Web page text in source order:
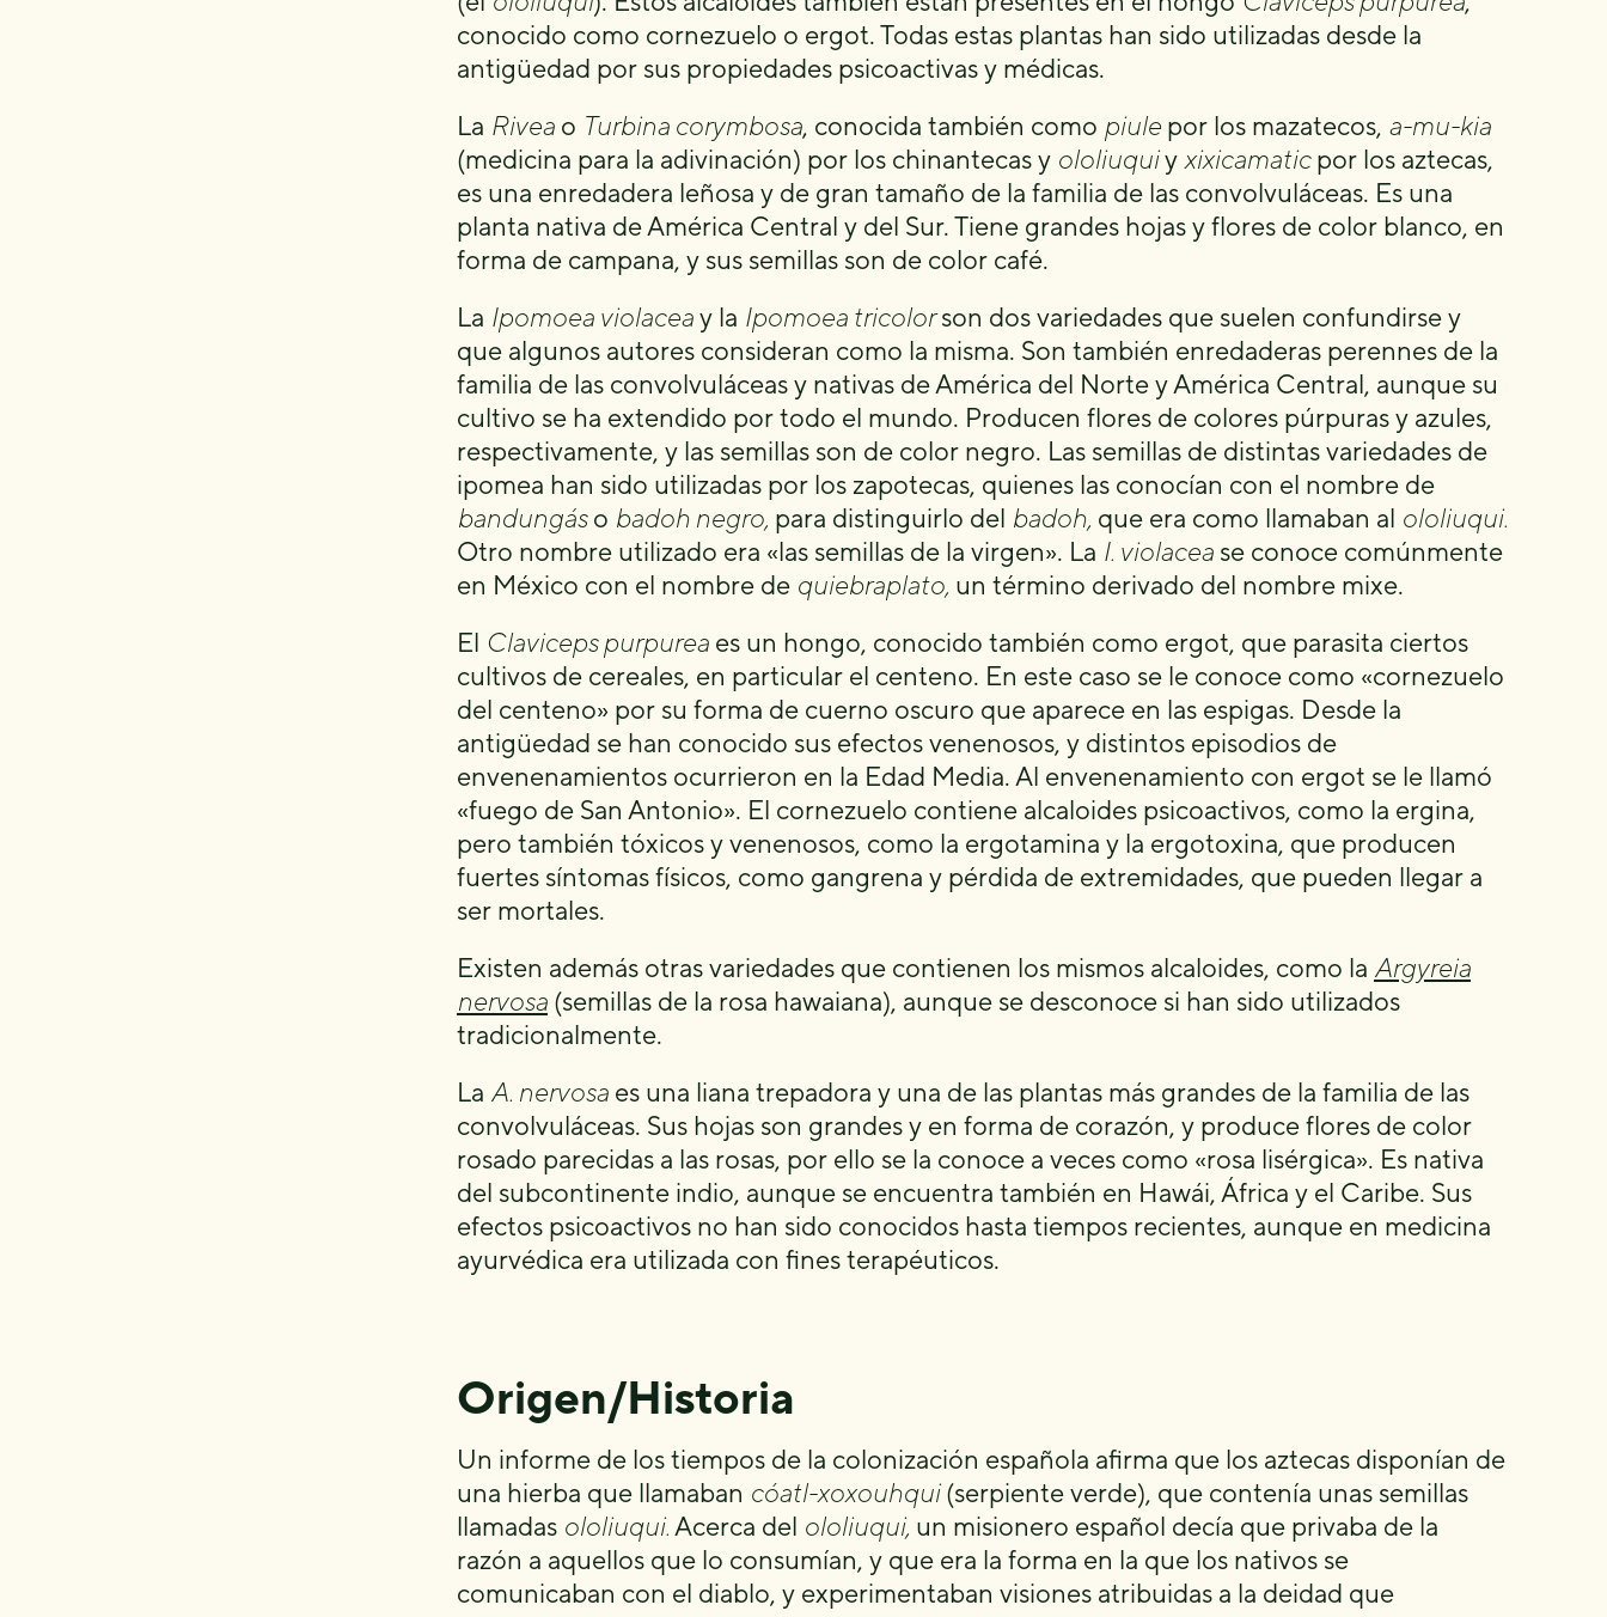
conocido como cornezuelo o ergot. Todas estas plantas han sido utilizadas desde la
antigüedad por sus propiedades psicoactivas y médicas.
La Rivea o Turbina corymbosa, conocida también como piulepor los mazatecos, a-mu-kia
(medicina para la adivinación) por los chinantecas y ololiuquiy xixicamaticpor los aztecas,
es una enredadera leñosa y de gran tamaño de la familia de las convolvuláceas. Es una
planta nativa de América Central y del Sur. Tiene grandes hojas y flores de color blanco, en
forma de campana, y sus semillas son de color café.
La Ipomoea violaceay la Ipomoea tricolorson dos variedades que suelen confundirse y
que algunos autores consideran como la misma. Son también enredaderas perennes de la
familia de las convolvuláceas y nativas de América del Norte y América Central, aunque su
cultivo se ha extendido por todo el mundo. Producen flores de colores púrpuras y azules,
respectivamente, y las semillas son de color negro. Las semillas de distintas variedades de
ipomea han sido utilizadas por los zapotecas, quienes las conocían con el nombre de
bandungáso badoh negro, para distinguirlo del badoh, que era como llamaban al ololiuqui.
Otro nombre utilizado era «las semillas de la virgen». La I. violacea se conoce comúnmente
en México con el nombre de quiebraplato, un término derivado del nombre mixe.
El Claviceps purpurea es un hongo, conocido también como ergot, que parasita ciertos
cultivos de cereales, en particular el centeno. En este caso se le conoce como «cornezuelo
del centeno» por su forma de cuerno oscuro que aparece en las espigas. Desde la
antigüedad se han conocido sus efectos venenosos, y distintos episodios de
envenenamientos ocurrieron en la Edad Media. Al envenenamiento con ergot se le llamó
«fuego de San Antonio». El cornezuelo contiene alcaloides psicoactivos, como la ergina,
pero también tóxicos y venenosos, como la ergotamina y la ergotoxina, que producen
fuertes síntomas físicos, como gangrena y pérdida de extremidades, que pueden llegar a
ser mortales.
Existen además otras variedades que contienen los mismos alcaloides, como la Argyreia
nervosa (semillas de la rosa hawaiana), aunque se desconoce si han sido utilizados
tradicionalmente.
La A. nervosa es una liana trepadora y una de las plantas más grandes de la familia de las
convolvuláceas. Sus hojas son grandes y en forma de corazón, y produce flores de color
rosado parecidas a las rosas, por ello se la conoce a veces como «rosa lisérgica». Es nativa
del subcontinente indio, aunque se encuentra también en Hawái, África y el Caribe. Sus
efectos psicoactivos no han sido conocidos hasta tiempos recientes, aunque en medicina
ayurvédica era utilizada con fines terapéuticos.
Origen/Historia
Un informe de los tiempos de la colonización española afirma que los aztecas disponían de
una hierba que llamaban cóatl-xoxouhqui(serpiente verde), que contenía unas semillas
llamadas ololiuqui. Acerca del ololiuqui, un misionero español decía que privaba de la
razón a aquellos que lo consumían, y que era la forma en la que los nativos se
comunicaban con el diablo, y experimentaban visiones atribuidas a la deidad que